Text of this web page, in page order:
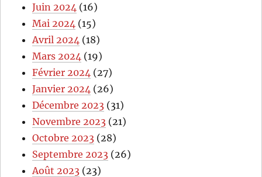
Juin 2024 (16)
Mai 2024 (15)
Avril 2024 (18)
Mars 2024 (19)
Février 2024 (27)
Janvier 2024 (26)
Décembre 2023 (31)
Novembre 2023 (21)
Octobre 2023 (28)
Septembre 2023 (26)
Août 2023 (23)